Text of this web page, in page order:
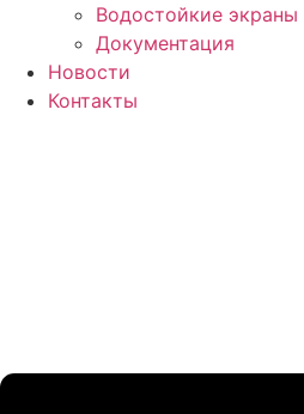
Водостойкие экраны
Документация
Новости
Контакты